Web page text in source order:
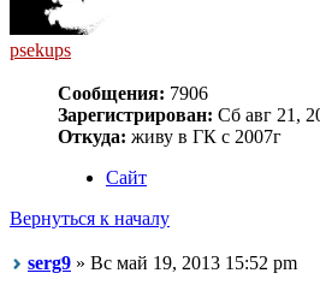
psekups
Сообщения: 7906
Зарегистрирован: Сб авг 21,
Откуда: живу в ГК с 2007г
Сайт
Вернуться к началу
serg9 » Вс май 19, 2013 15:52 pm